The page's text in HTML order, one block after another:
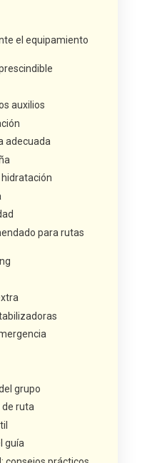
el equipamiento
auxilios
adecuada
para rutas
grupo
de ruta
guía